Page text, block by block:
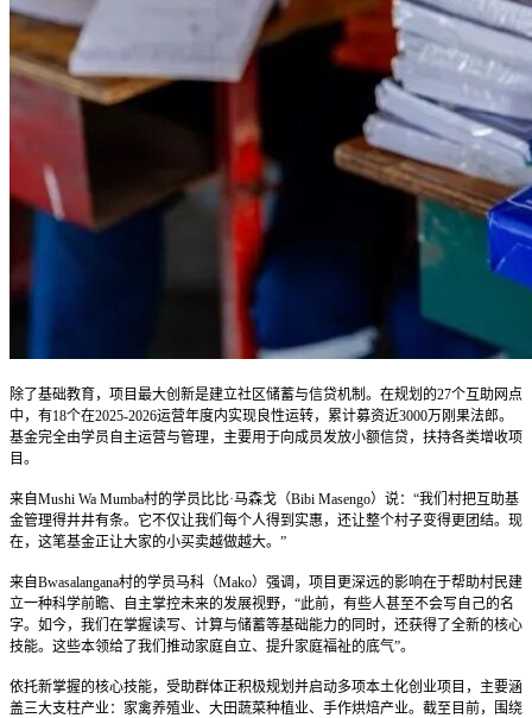
除了基础教育，项目最大创新是建立社区储蓄与信贷机制。在规划的27个互助网点
中，有18个在2025-2026运营年度内实现良性运转，累计募资近3000万刚果法郎。
基金完全由学员自主运营与管理，主要用于向成员发放小额信贷，扶持各类增收项
目。
来自Mushi Wa Mumba村的学员比比·马森戈（Bibi Masengo）说：“我们村把互助基
金管理得井井有条。它不仅让我们每个人得到实惠，还让整个村子变得更团结。现
在，这笔基金正让大家的小买卖越做越大。”
来自Bwasalangana村的学员马科（Mako）强调，项目更深远的影响在于帮助村民建
立一种科学前瞻、自主掌控未来的发展视野，“此前，有些人甚至不会写自己的名
字。如今，我们在掌握读写、计算与储蓄等基础能力的同时，还获得了全新的核心
技能。这些本领给了我们推动家庭自立、提升家庭福祉的底气”。
依托新掌握的核心技能，受助群体正积极规划并启动多项本土化创业项目，主要涵
盖三大支柱产业：家禽养殖业、大田蔬菜种植业、手作烘焙产业。截至目前，围绕